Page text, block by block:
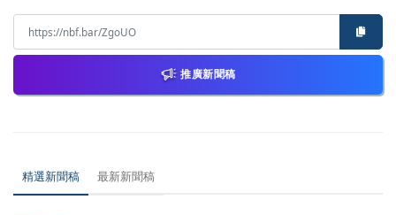
推廣新聞稿
精選新聞稿 最新新聞稿